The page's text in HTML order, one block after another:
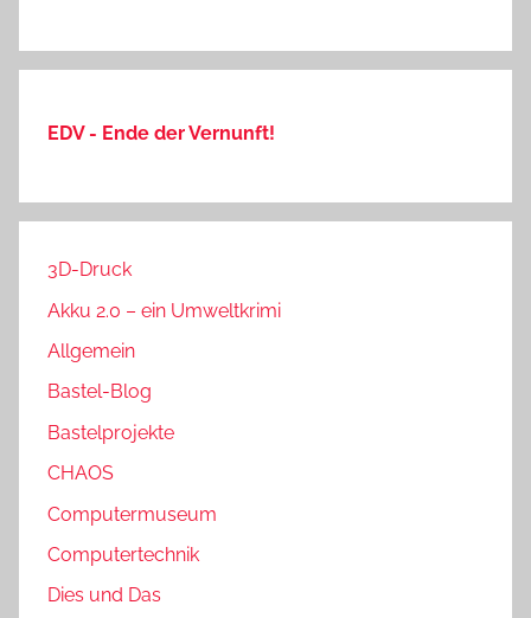
EDV - Ende der Vernunft!
3D-Druck
Akku 2.0 – ein Umweltkrimi
Allgemein
Bastel-Blog
Bastelprojekte
CHAOS
Computermuseum
Computertechnik
Dies und Das